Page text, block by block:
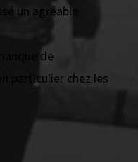
un agréable
de
particulier chez les